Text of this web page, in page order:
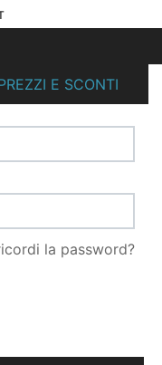
E SCONTI
la password?